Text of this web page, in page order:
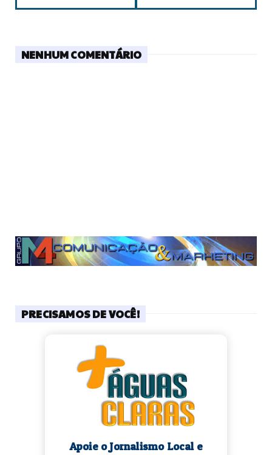
NENHUM COMENTÁRIO
PRECISAMOS DE VOCÊ!
Apoie o Jornalismo Local e